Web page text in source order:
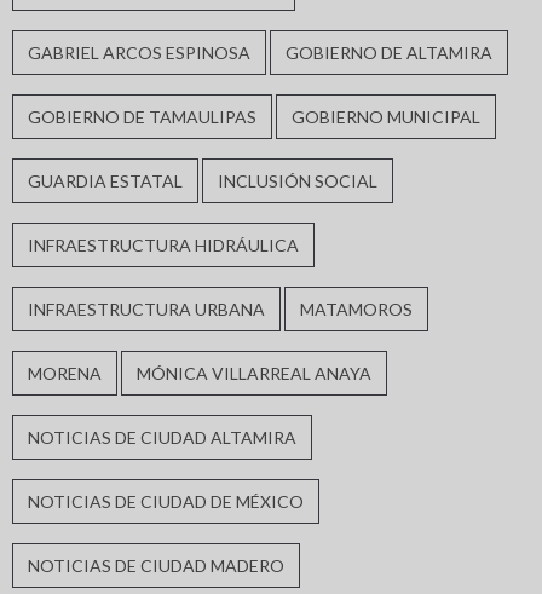
GABRIEL ARCOS ESPINOSA GOBIERNO DE ALTAMIRA
GOBIERNO DE TAMAULIPAS GOBIERNO MUNICIPAL
GUARDIA ESTATAL INCLUSIÓN SOCIAL
INFRAESTRUCTURA HIDRÁULICA
INFRAESTRUCTURA URBANA MATAMOROS
MORENA MÓNICA VILLARREAL ANAYA
NOTICIAS DE CIUDAD ALTAMIRA
NOTICIAS DE CIUDAD DE MÉXICO
NOTICIAS DE CIUDAD MADERO